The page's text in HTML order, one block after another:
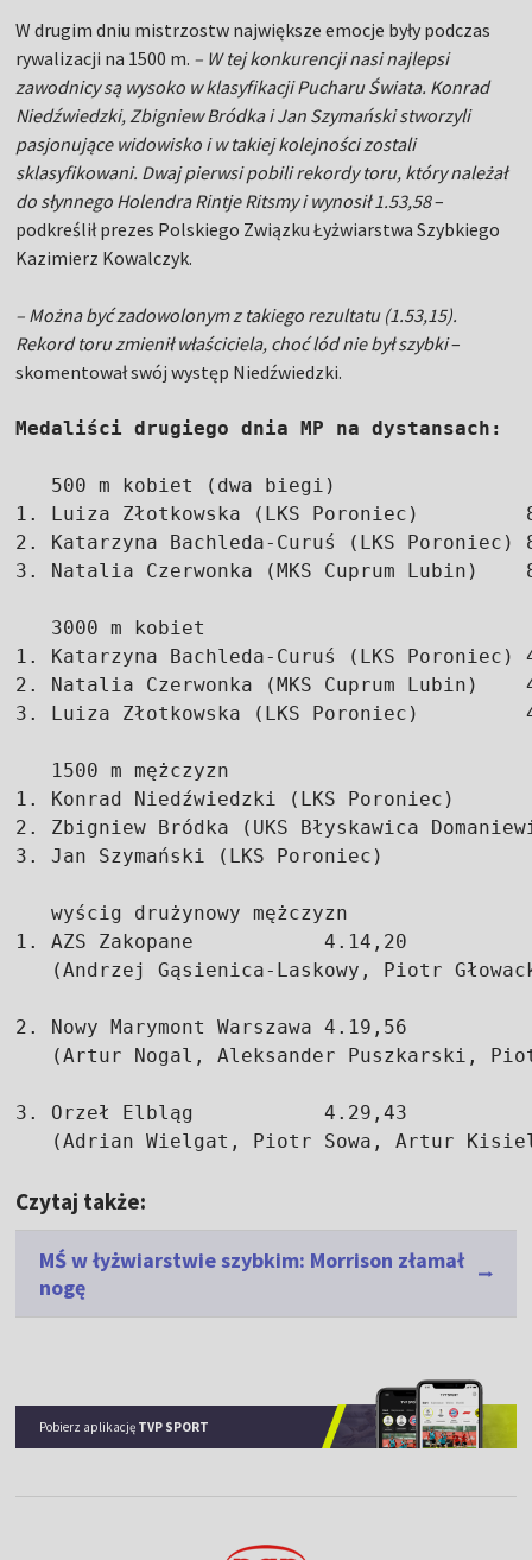
W drugim dniu mistrzostw największe emocje były podczas
rywalizacji na 1500 m. – W tej konkurencji nasi najlepsi
zawodnicy są wysoko w klasyfikacji Pucharu Świata. Konrad
Niedźwiedzki, Zbigniew Bródka i Jan Szymański stworzyli
pasjonujące widowisko i w takiej kolejności zostali
sklasyfikowani. Dwaj pierwsi pobili rekordy toru, który należał
do słynnego Holendra Rintje Ritsmy i wynosił 1.53,58–
podkreślił prezes Polskiego Związku Łyżwiarstwa Szybkiego
Kazimierz Kowalczyk.
– Można być zadowolonym z takiego rezultatu (1.53,15).
Rekord toru zmienił właściciela, choć lód nie był szybki–
skomentował swój występ Niedźwiedzki.
Medaliści drugiego dnia MP na dystansach:
   500 m kobiet (dwa biegi)
1. Luiza Złotkowska (LKS Poroniec)
2. Katarzyna Bachleda-Curuś (LKS Poroniec)
3. Natalia Czerwonka (MKS Cuprum Lubin)
   3000 m kobiet
1. Katarzyna Bachleda-Curuś (LKS Poroniec)
2. Natalia Czerwonka (MKS Cuprum Lubin)
3. Luiza Złotkowska (LKS Poroniec)
   1500 m mężczyzn
1. Konrad Niedźwiedzki (LKS Poroniec)
2. Zbigniew Bródka (UKS Błyskawica
3. Jan Szymański (LKS Poroniec)
   wyścig drużynowy mężczyzn
1. AZS Zakopane           4.14,20
(Andrzej Gąsienica-Laskowy, Piotr
2. Nowy Marymont Warszawa 4.19,56
(Artur Nogal, Aleksander Puszkarski,
3. Orzeł Elbląg           4.29,43
(Adrian Wielgat, Piotr Sowa, Artur
Czytaj także:
MŚ w łyżwiarstwie szybkim: Morrison złamał
nogę
Pobierz aplikację TVP SPORT